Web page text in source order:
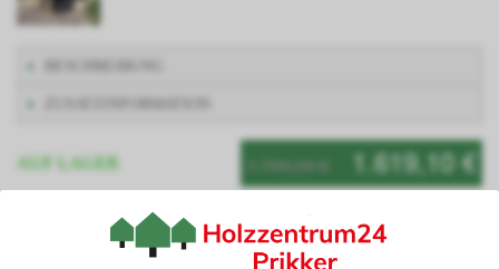
1.799,00 € 1.619,10 €
AUF LAGER
Artikelnummer: RHÖNVII400800